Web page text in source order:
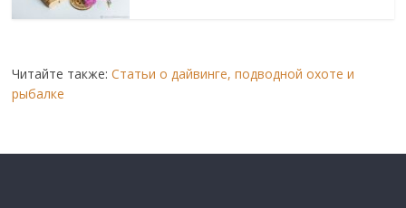
Читайте также:Статьи о дайвинге, подводной охоте и
рыбалке